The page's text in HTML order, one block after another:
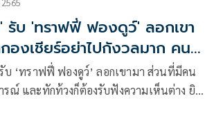
รับ 'ทราฟฟี่ ฟองดูว์' ลอกเขา
องเชียร์อย่าไปกังวลมาก คนติ
องธรรมดา
บ ‘ทราฟฟี่ ฟองดูว์’ ลอกเขามา ส่วนที่มีคน
รณ์ และทักท้วงก็ต้องรับฟังความเห็นต่าง ยินดี